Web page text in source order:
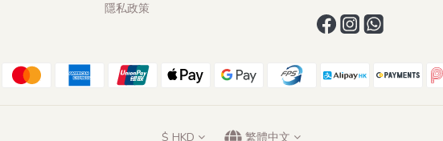
隱私政策
$ HKD 繁體中文